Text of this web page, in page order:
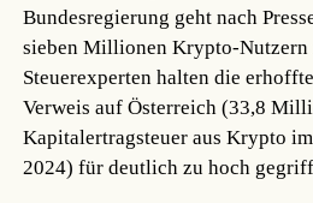
Bundesregierung geht nach
sieben Millionen Krypto-Nutzern
Steuerexperten halten die
Verweis auf Österreich (33,8
Kapitalertragsteuer aus Krypto
2024) für deutlich zu hoch